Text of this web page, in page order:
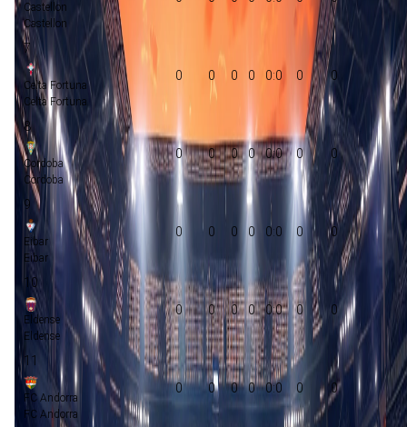
Castellon
Castellon
7
Celta Fortuna
Celta Fortuna
0 0 0 0 0:0 0 0
8
Cordoba
Cordoba
0 0 0 0 0:0 0 0
9
Eibar
Eibar
0 0 0 0 0:0 0 0
10
Eldense
Eldense
0 0 0 0 0:0 0 0
11
FC Andorra
FC Andorra
0 0 0 0 0:0 0 0